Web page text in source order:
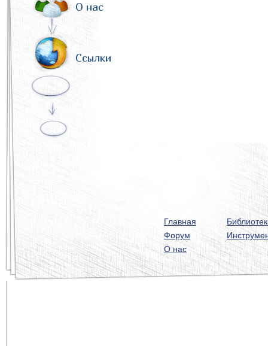
О нас
Ссылки
Главная
Форум
О нас